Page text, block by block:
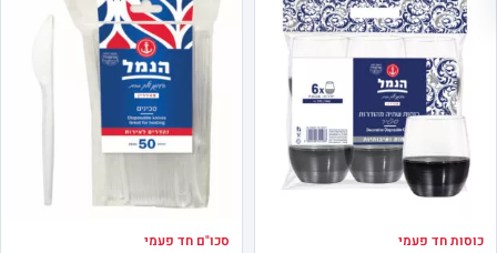
כוסות חד פעמי סכו"ם חד פעמי